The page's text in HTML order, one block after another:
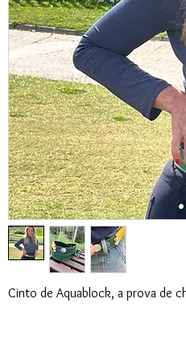
Cinto de Aquablock, a prova de